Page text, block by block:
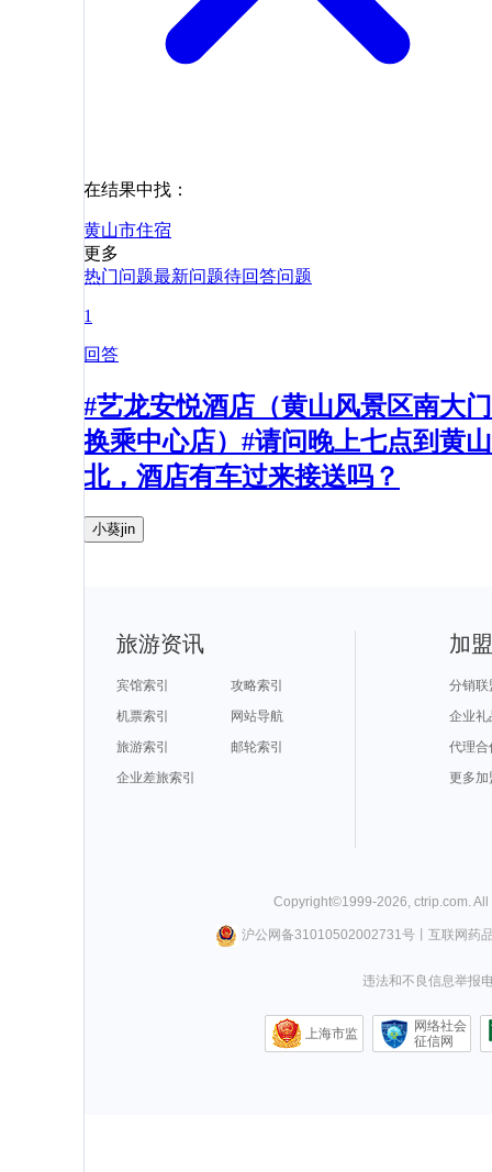
在结果中找：
黄山市住宿
更多
热门问题最新问题待回答问题
1
回答
#艺龙安悦酒店（黄山风景区南大门
换乘中心店）#请问晚上七点到黄山
北，酒店有车过来接送吗？
小葵jin
旅游资讯
宾馆索引
攻略索引
机票索引
网站导航
旅游索引
邮轮索引
企业差旅索引
加
分销联
企业礼
代理合
更多加
Copyright©1999-2026 ctrip.com .
沪公网备31010502002731号丨 互联网药
违法和不良信息举报
上海市监
网络社会
征信网